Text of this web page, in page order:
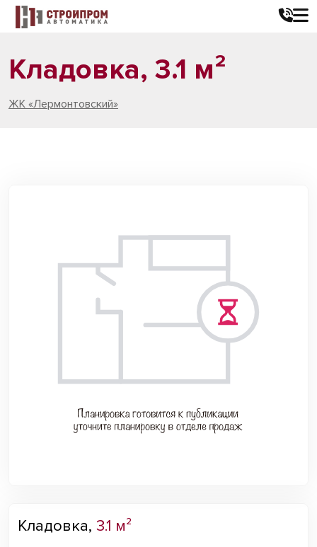
Кладовка, 3.1 м²
ЖК «Лермонтовский»
Кладовка, 3.1 м²